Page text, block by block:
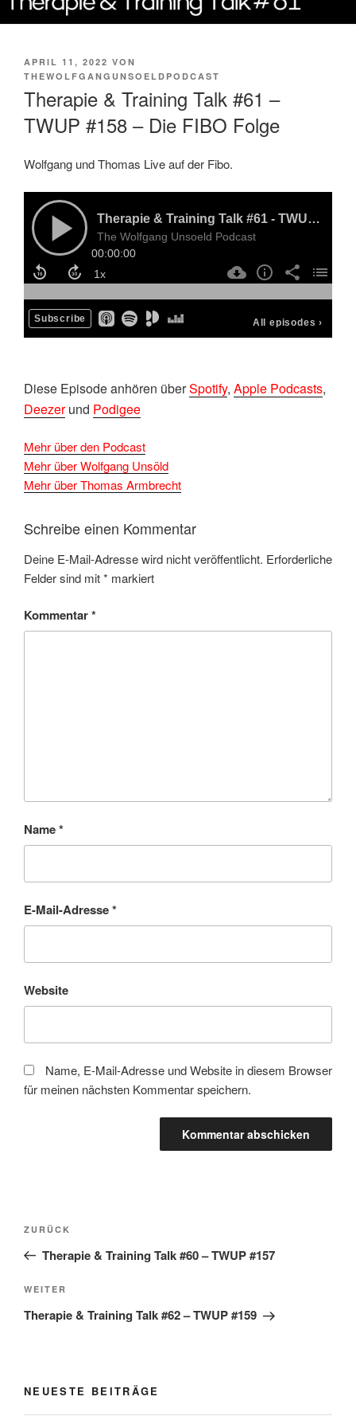
VERÖFFENTLICHT
AM
APRIL 11, 2022 VON
THEWOLFGANGUNSOELDPODCAST
Therapie & Training Talk #61 –
TWUP #158 – Die FIBO Folge
Wolfgang und Thomas Live auf der Fibo.
Diese Episode anhören überSpotify, Apple Podcasts,
Deezerund Podigee
Mehr über den Podcast
Mehr über Wolfgang Unsöld
Mehr über Thomas Armbrecht
Schreibe einen Kommentar
Deine E-Mail-Adresse wird nicht veröffentlicht. Erforderliche
Felder sind mit* markiert
Kommentar*
Name*
E-Mail-Adresse*
Website
Name, E-Mail-Adresse und Website in diesem Browser
für meinen nächsten Kommentar speichern.
Beitragsnavigation
Vorheriger
Beitrag
ZURÜCK
Therapie & Training Talk #60 – TWUP #157
Nächster
Beitrag
WEITER
Therapie & Training Talk #62 – TWUP #159
NEUESTE BEITRÄGE